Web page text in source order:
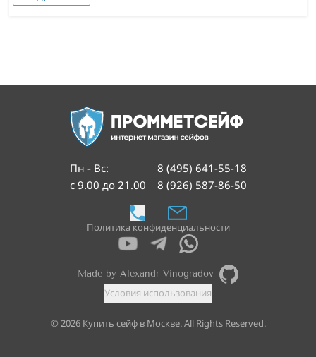
Пн - Вс:
с 9.00 до 21.00
8 (495) 641-55-18
8 (926) 587-86-50
Политика конфиденциальности
Условия использования
© 2026Купить сейф в Москве. All Rights Reserved.
Made by Alexandr Vinogradov